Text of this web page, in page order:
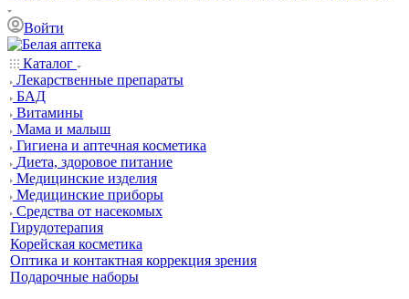
Войти
Каталог
Лекарственные препараты
БАД
Витамины
Мама и малыш
Гигиена и аптечная косметика
Диета, здоровое питание
Медицинские изделия
Медицинские приборы
Средства от насекомых
Гирудотерапия
Корейская косметика
Оптика и контактная коррекция зрения
Подарочные наборы